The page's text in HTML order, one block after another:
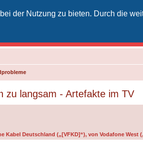
der Nutzung zu bieten. Durch die
zu langsam - Artefakte im TV
Deutschland („[VFKD]“), von Vodafone West